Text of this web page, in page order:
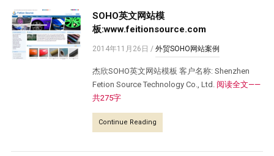
SOHO英文网站模
板:www.feitionsource.com
2014年11月26日 /外贸SOHO网站案例
杰欣SOHO英文网站模板 客户名称: Shenzhen
Fetion Source Technology Co., Ltd. 阅读全文——
共275字
Continue Reading